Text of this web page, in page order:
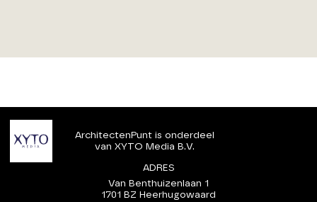
ArchitectenPunt is onderdeel
van XYTO Media B.V.
ADRES
Van Benthuizenlaan 1
1701 BZ Heerhugowaard